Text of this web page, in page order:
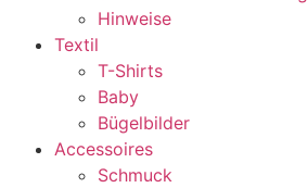
Hinweise
Textil
T-Shirts
Baby
Bügelbilder
Accessoires
Schmuck